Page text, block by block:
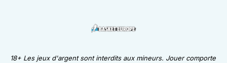
18+ Les jeux d'argent sont interdits aux mineurs. Jouer comporte